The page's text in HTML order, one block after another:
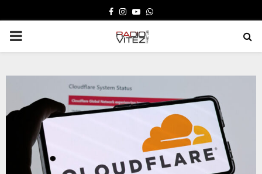
FACEBOOK
INSTAGRAM
YOUTUBE
WHATSAPP
PRIMARY